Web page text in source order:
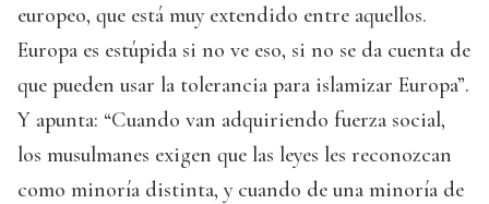
europeo, que está muy extendido entre aquellos.
Europa es estúpida si no ve eso, si no se da cuenta de
que pueden usar la tolerancia para islamizar Europa”.
Y apunta: “Cuando van adquiriendo fuerza social,
los musulmanes exigen que las leyes les reconozcan
como minoría distinta, y cuando de una minoría de